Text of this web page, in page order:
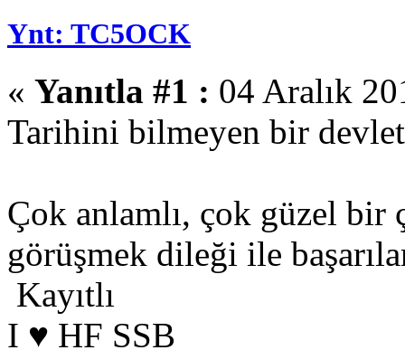
Ynt: TC5OCK
« Yanıtla #1 : 04 Aralık
Tarihini bilmeyen bir
Çok anlamlı, çok güzel bir
görüşmek dileği ile
Kayıtlı
I ♥ HF SSB